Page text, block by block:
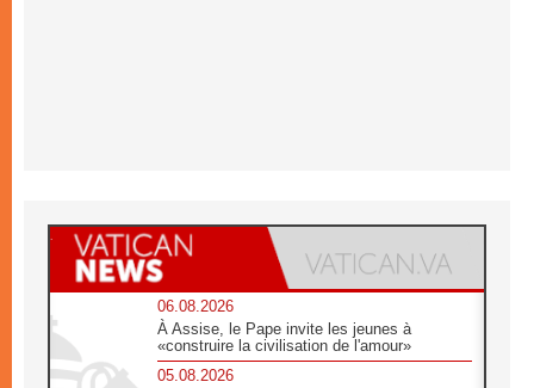
06.08.2026
À Assise, le Pape invite les jeunes à
«construire la civilisation de l'amour»
05.08.2026